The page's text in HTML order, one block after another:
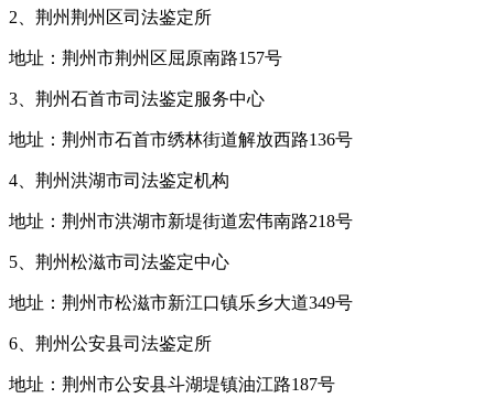
2、荆州荆州区司法鉴定所
地址：荆州市荆州区屈原南路157号
3、荆州石首市司法鉴定服务中心
地址：荆州市石首市绣林街道解放西路136号
4、荆州洪湖市司法鉴定机构
地址：荆州市洪湖市新堤街道宏伟南路218号
5、荆州松滋市司法鉴定中心
地址：荆州市松滋市新江口镇乐乡大道349号
6、荆州公安县司法鉴定所
地址：荆州市公安县斗湖堤镇油江路187号